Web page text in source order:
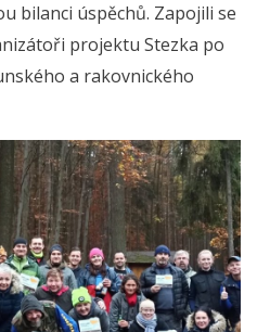
bilanci úspěchů. Zapojili se
projektu Stezka po
a rakovnického